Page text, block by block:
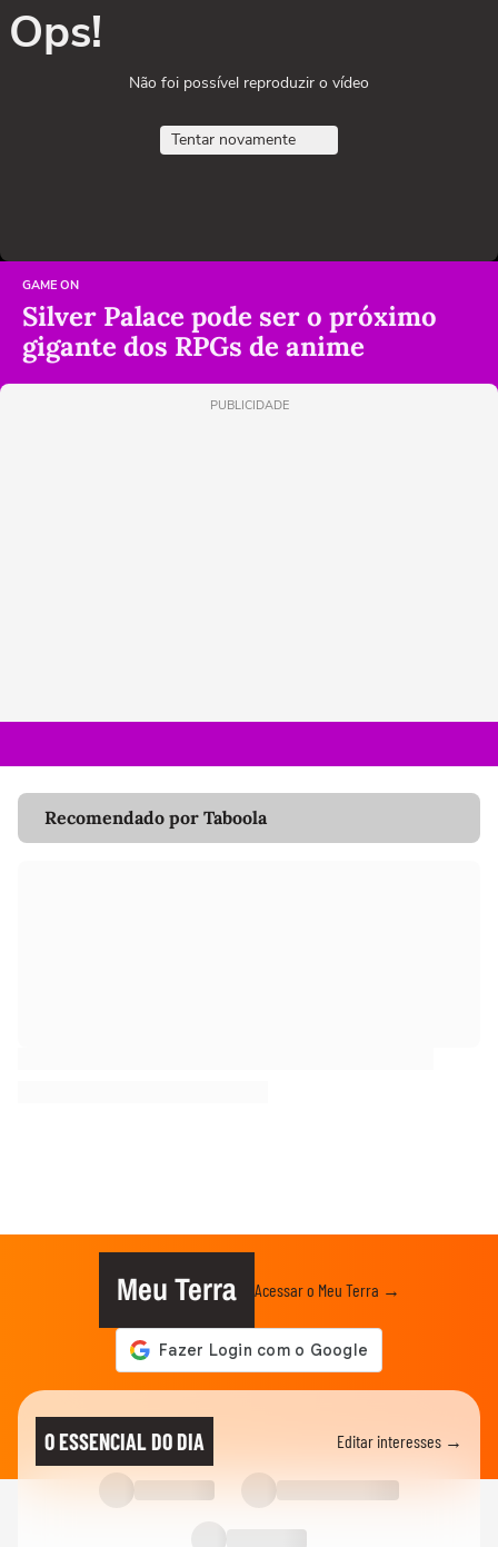
Ops!
Não foi possível reproduzir o vídeo
Tentar novamente
GAME ON
Silver Palace pode ser o próximo
gigante dos RPGs de anime
PUBLICIDADE
Recomendado por Taboola
Meu Terra Acessar o Meu Terra →
O ESSENCIAL DO DIA Editar interesses →